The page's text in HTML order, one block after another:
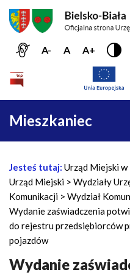
Przejdź do menu głównego
Przejdź do treści
Mapa serwisu
A- A A+
Główna
nawigacja
Mieszkaniec
Ś
c
i
e
ż
k
a
Jesteś tutaj: Urząd Miejski w
Urząd Miejski
Wydziały
Komunikacji
Wydział
Wydanie zaświadczenia
do rejestru przedsiębiorców
pojazdów
Wydanie